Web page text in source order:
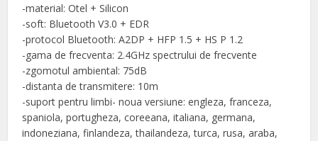
-material: Otel + Silicon
-soft: Bluetooth V3.0 + EDR
-protocol Bluetooth: A2DP + HFP 1.5 + HS P 1.2
-gama de frecventa: 2.4GHz spectrului de frecvente
-zgomotul ambiental: 75dB
-distanta de transmitere: 10m
-suport pentru limbi- noua versiune: engleza, franceza,
spaniola, portugheza, coreeana, italiana, germana,
indoneziana, finlandeza, thailandeza, turca, rusa, araba,